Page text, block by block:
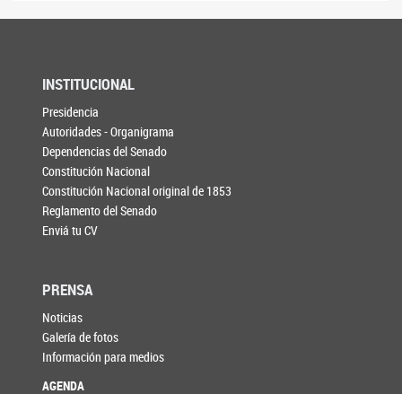
INSTITUCIONAL
Presidencia
Autoridades - Organigrama
Dependencias del Senado
Constitución Nacional
Constitución Nacional original de 1853
Reglamento del Senado
Enviá tu CV
PRENSA
Noticias
Galería de fotos
Información para medios
AGENDA